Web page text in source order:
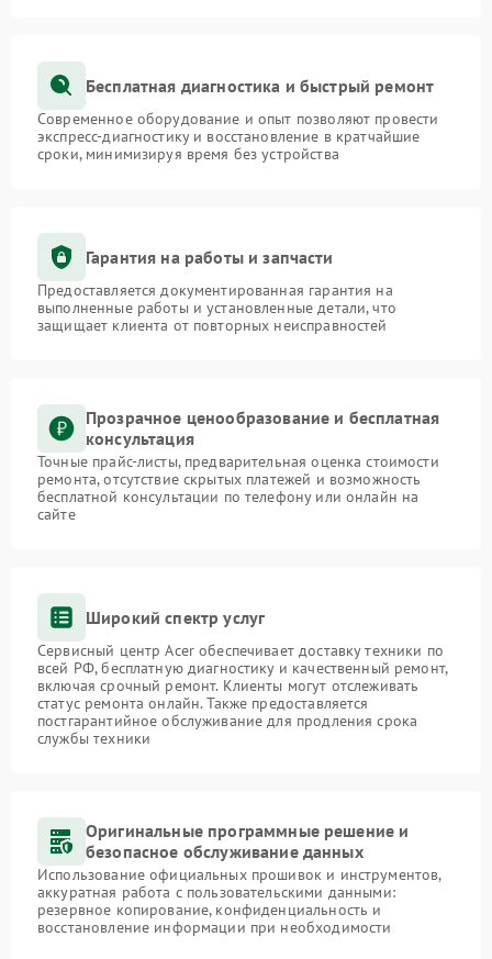
Бесплатная диагностика и быстрый ремонт
Современное оборудование и опыт позволяют провести
экспресс-диагностику и восстановление в кратчайшие
сроки, минимизируя время без устройства
Гарантия на работы и запчасти
Предоставляется документированная гарантия на
выполненные работы и установленные детали, что
защищает клиента от повторных неисправностей
Прозрачное ценообразование и бесплатная
консультация
Точные прайс-листы, предварительная оценка стоимости
ремонта, отсутствие скрытых платежей и возможность
бесплатной консультации по телефону или онлайн на
сайте
Широкий спектр услуг
Сервисный центр Acer обеспечивает доставку техники по
всей РФ, бесплатную диагностику и качественный ремонт,
включая срочный ремонт. Клиенты могут отслеживать
статус ремонта онлайн. Также предоставляется
постгарантийное обслуживание для продления срока
службы техники
Оригинальные программные решение и
безопасное обслуживание данных
Использование официальных прошивок и инструментов,
аккуратная работа с пользовательскими данными:
резервное копирование, конфиденциальность и
восстановление информации при необходимости